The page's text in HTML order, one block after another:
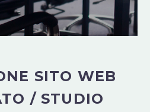
SITO WEB
/ STUDIO